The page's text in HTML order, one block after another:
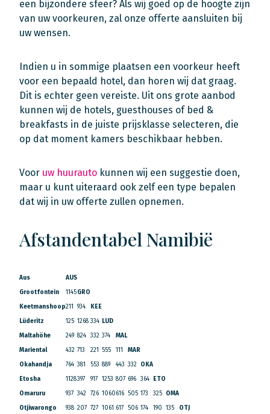
een bijzondere sfeer? Als wij goed op de hoogte zijn
van uw voorkeuren, zal onze offerte aansluiten bij
uw wensen.
Indien u in sommige plaatsen een voorkeur heeft
voor een bepaald hotel, dan horen wij dat graag.
Dit is echter geen vereiste. Uit ons grote aanbod
kunnen wij de hotels, guesthouses of bed &
breakfasts in de juiste prijsklasse selecteren, die
op dat moment kamers beschikbaar hebben.
Voor uw huurauto kunnen wij een suggestie doen,
maar u kunt uiteraard ook zelf een type bepalen
dat wij in uw offerte zullen opnemen.
Afstandentabel Namibië
Aus
AUS
Grootfontein
1145GRO
Keetmanshoop211 934
KEE
Lüderitz
125 1268 334 LUD
Maltahöhe
249 824 332 374
MAL
Mariental
432 713 221 555 111
MAR
Okahandja
764 381 553 889 443 332
OKA
Etosha
1128397 917 1253 807 696 364
ETO
Omaruru
937 342 726 1060616 505 173 325 OMA
Otjiwarongo
938 207 727 1061 617 506 174 190 135 OTJ